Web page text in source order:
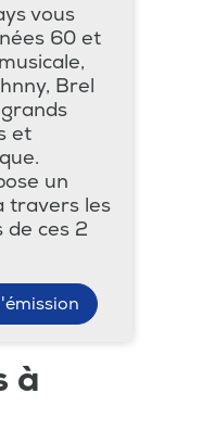
vous
60 et
Brel
et
un
travers les
de ces 2
à